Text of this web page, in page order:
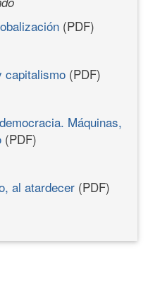
(PDF)
capitalismo (PDF)
Máquinas,
(PDF)
al atardecer (PDF)